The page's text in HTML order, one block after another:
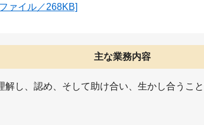
ァイル／268KB]
主な業務内容
解し、認め、そして助け合い、生かし合うこ